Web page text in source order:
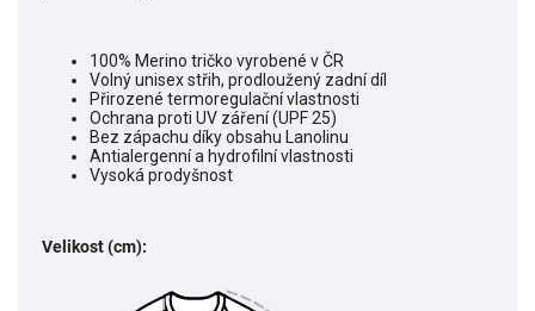
100% Merino tričko vyrobené v ČR
Volný unisex střih, prodloužený zadní díl
Přirozené termoregulační vlastnosti
Ochrana proti UV záření (UPF 25)
Bez zápachu díky obsahu Lanolinu
Antialergenní a hydrofilní vlastnosti
Vysoká prodyšnost
Velikost (cm):